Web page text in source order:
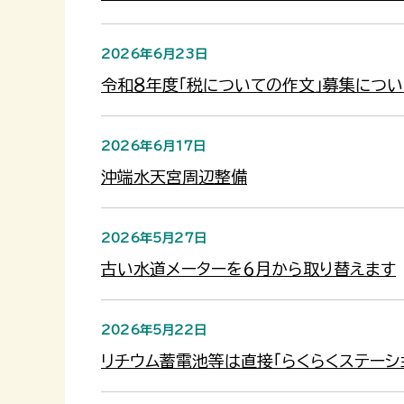
2026年6月23日
令和８年度「税についての作文」募集につ
2026年6月17日
沖端水天宮周辺整備
2026年5月27日
古い水道メーターを６月から取り替えます
2026年5月22日
リチウム蓄電池等は直接「らくらくステーシ